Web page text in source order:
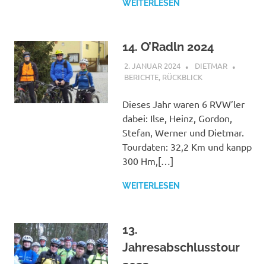
WEITERLESEN
14. O’Radln 2024
2. JANUAR 2024
DIETMAR
BERICHTE, RÜCKBLICK
Dieses Jahr waren 6 RVW’ler
dabei: Ilse, Heinz, Gordon,
Stefan, Werner und Dietmar.
Tourdaten: 32,2 Km und kanpp
300 Hm,[…]
WEITERLESEN
13.
Jahresabschlusstour